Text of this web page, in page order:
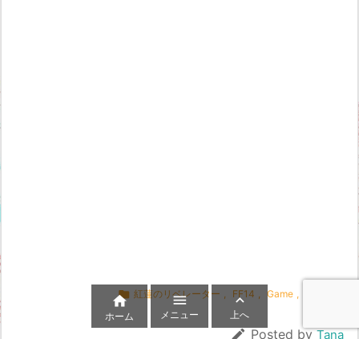
 紅蓮のリベレーター FF14 Game ,
 Posted byTana

ホーム

メニュー

上へ